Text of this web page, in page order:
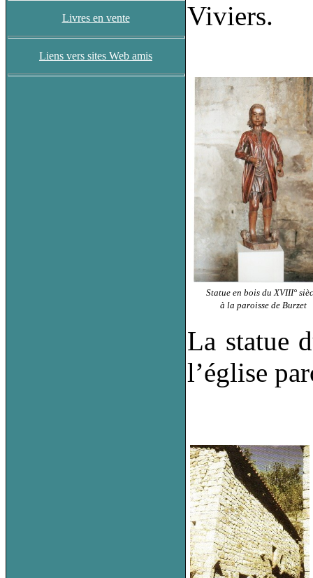
Livres en vente
Liens vers sites Web amis
Viviers.
Statue en bois du XVIII°
à la paroisse de Burzet
La statue
l’église